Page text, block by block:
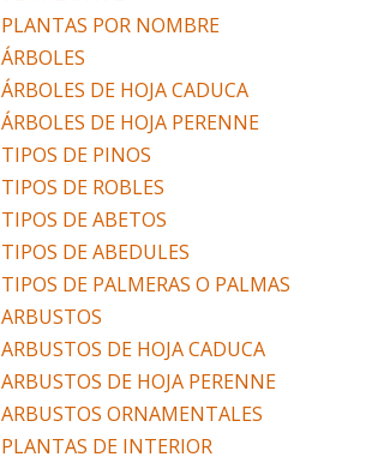
PLANTAS POR NOMBRE
ÁRBOLES
ÁRBOLES DE HOJA CADUCA
ÁRBOLES DE HOJA PERENNE
TIPOS DE PINOS
TIPOS DE ROBLES
TIPOS DE ABETOS
TIPOS DE ABEDULES
TIPOS DE PALMERAS O PALMAS
ARBUSTOS
ARBUSTOS DE HOJA CADUCA
ARBUSTOS DE HOJA PERENNE
ARBUSTOS ORNAMENTALES
PLANTAS DE INTERIOR